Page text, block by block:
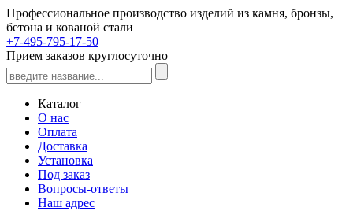
Профессиональное производство изделий из камня, бронзы,
бетона и кованой стали
+7-495-795-17-50
Прием заказов круглосуточно
Каталог
О нас
Оплата
Доставка
Установка
Под заказ
Вопросы-ответы
Наш адрес